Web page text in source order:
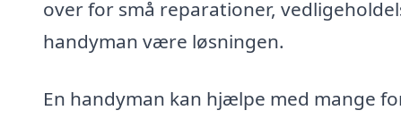
over for små reparationer,
handyman være løsningen.
En handyman kan hjælpe med mange